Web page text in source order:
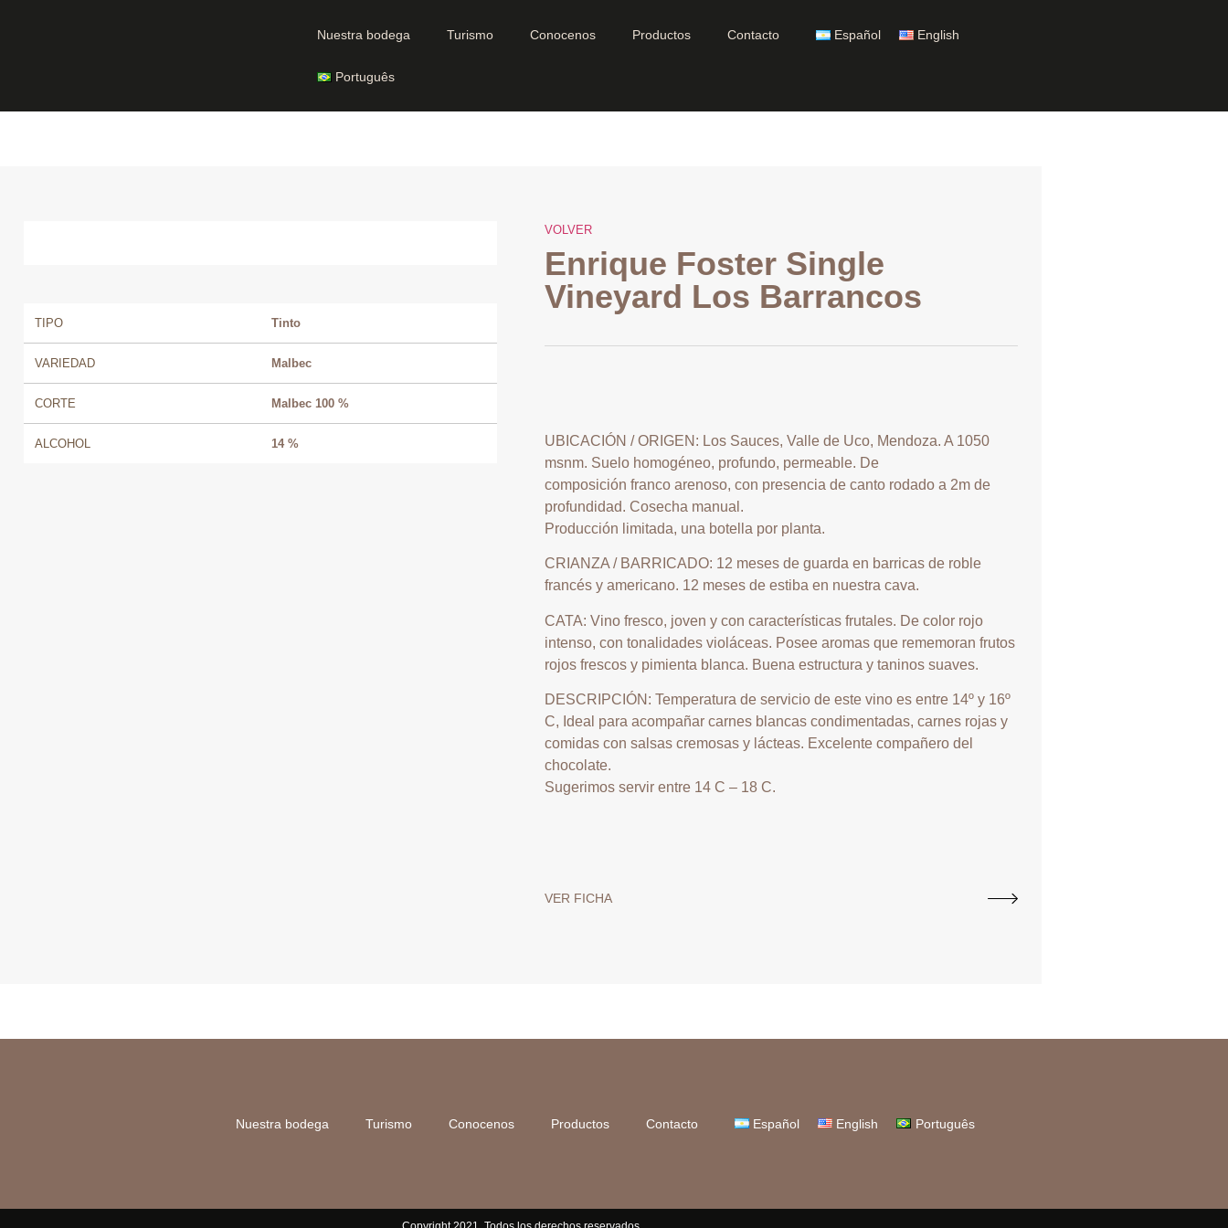
Nuestra bodega Turismo Conocenos Productos Contacto Español English
Português
TIPO Tinto
VARIEDAD Malbec
CORTE Malbec 100 %
ALCOHOL 14 %
VOLVER
Enrique Foster Single
Vineyard Los Barrancos
UBICACIÓN / ORIGEN: Los Sauces, Valle de Uco, Mendoza. A 1050
msnm. Suelo homogéneo, profundo, permeable. De
composición franco arenoso, con presencia de canto rodado a 2m de
profundidad. Cosecha manual.
Producción limitada, una botella por planta.
CRIANZA / BARRICADO: 12 meses de guarda en barricas de roble
francés y americano. 12 meses de estiba en nuestra cava.
CATA: Vino fresco, joven y con características frutales. De color rojo
intenso, con tonalidades violáceas. Posee aromas que rememoran frutos
rojos frescos y pimienta blanca. Buena estructura y taninos suaves.
DESCRIPCIÓN: Temperatura de servicio de este vino es entre 14º y 16º
C, Ideal para acompañar carnes blancas condimentadas, carnes rojas y
comidas con salsas cremosas y lácteas. Excelente compañero del
chocolate.
Sugerimos servir entre 14 C – 18 C.
VER FICHA
Nuestra bodega Turismo Conocenos Productos Contacto Español English Português